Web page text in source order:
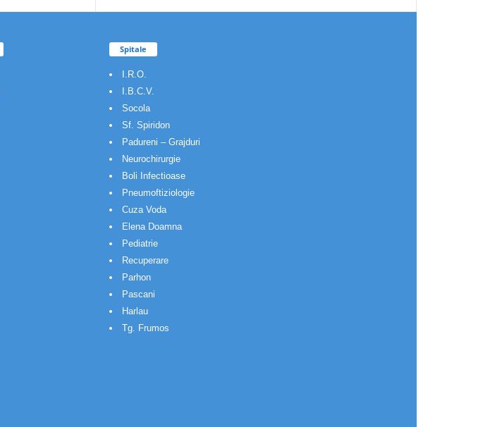
Spitale
I.R.O.
I.B.C.V.
Socola
Sf. Spiridon
Padureni – Grajduri
Neurochirurgie
Boli Infectioase
Pneumoftiziologie
Cuza Voda
Elena Doamna
Pediatrie
Recuperare
Parhon
Pascani
Harlau
Tg. Frumos